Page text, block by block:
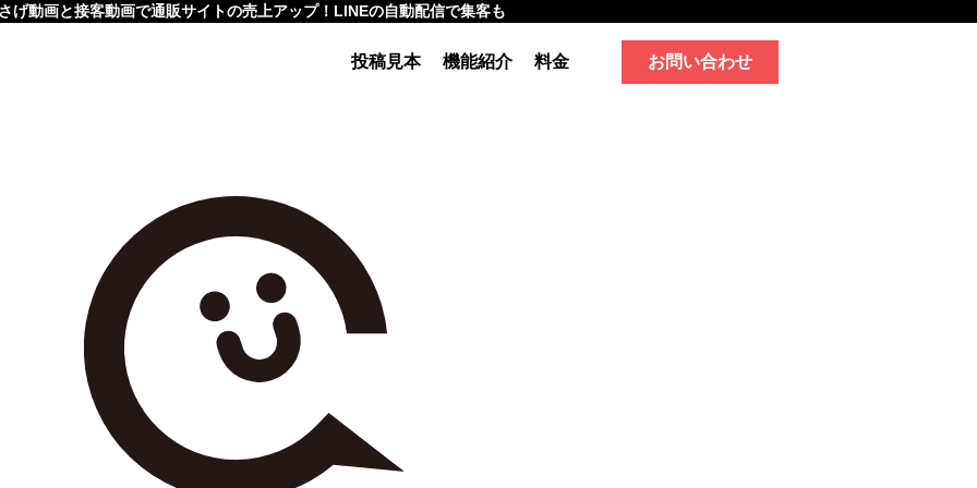
げ動画と接客動画で通販サイトの売上アップ！LINEの自動配信で集客も
投稿見本 機能紹介 料金 お問い合わせ